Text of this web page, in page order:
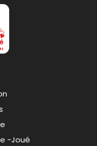
-Joué